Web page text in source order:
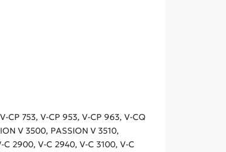
CP 753, V-CP 953, V-CP 963, V-CQ
V 3500, PASSION V 3510,
C 2900, V-C 2940, V-C 3100, V-C